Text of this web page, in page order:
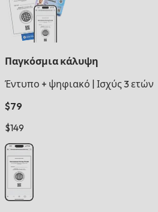
Παγκόσμια κάλυψη
Έντυπο + ψηφιακό Ισχύς 3 ετών
$79
$149